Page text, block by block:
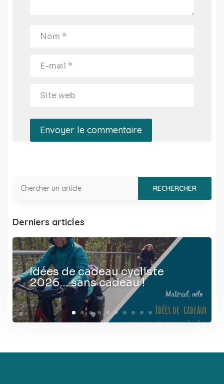
Envoyer le commentaire
Derniers articles
Idées de cadeau cycliste
2026… sans cadeau !